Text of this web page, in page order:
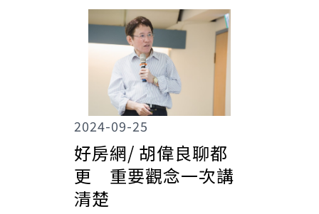
2024-09-25
好房網/ 胡偉良聊都
更 重要觀念一次講
清楚